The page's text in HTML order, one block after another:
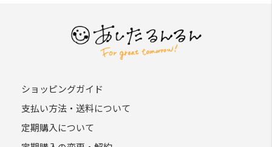
ショッピングガイド
支払い方法・送料について
定期購入について